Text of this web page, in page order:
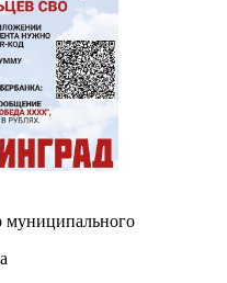
муниципального